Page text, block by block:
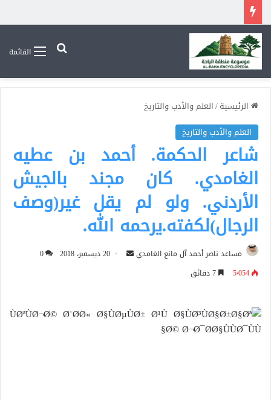
القائمةبحث عن
الرئيسية/العلم والأدب والتاريخ
العلم والأدب والتاريخ
شاعر الحكمة. أحمد بن عطيه
الغامدي. كان مجند بالجيش
الأردني. ولو لم يقل غير(وصف
الرجال)لكفته.يرحمه الله.
مساعد ناصر أحمد آل مانع الغامدي
أرسل 20 ديسمبر، 2018
0
5٬054